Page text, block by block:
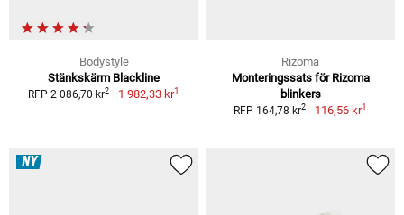
Bodystyle
Stänkskärm Blackline
RFP 2 086,70 kr2 1 982,33 kr1
Rizoma
Monteringssats för Rizoma
blinkers
RFP 164,78 kr2 116,56 kr1
NY